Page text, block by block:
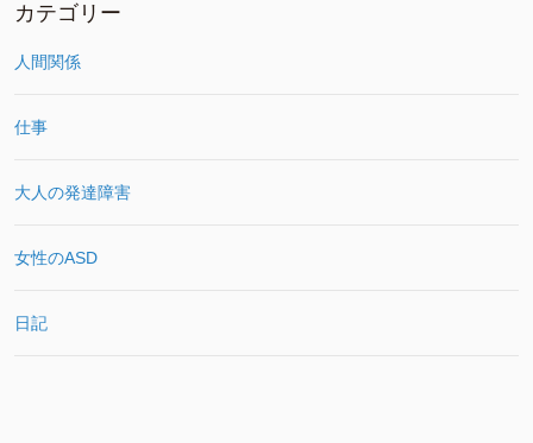
カテゴリー
人間関係
仕事
大人の発達障害
女性のASD
日記